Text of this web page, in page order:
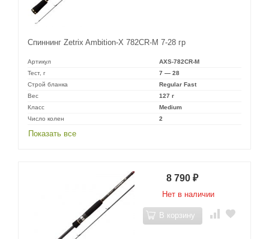
Спиннинг Zetrix Ambition-X 782CR-M 7-28 гр
Артикул
AXS-782CR-M
Тест, г
7 — 28
Строй бланка
Regular Fast
Вес
127 г
Класс
Medium
Число колен
2
Показать все
8 790 ₽
Нет в наличии
В корзину